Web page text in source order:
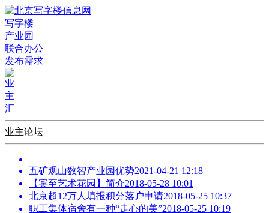
写字楼
产业园
联合办公
发布需求
业主论坛
五矿观山数智产业园优势2021-04-21 12:18
【宾至艺术花园】简介2018-05-28 10:01
北京超12万人填报积分落户申请2018-05-25 10:37
职工集体宿舍有一种“走心的美”2018-05-25 10:19